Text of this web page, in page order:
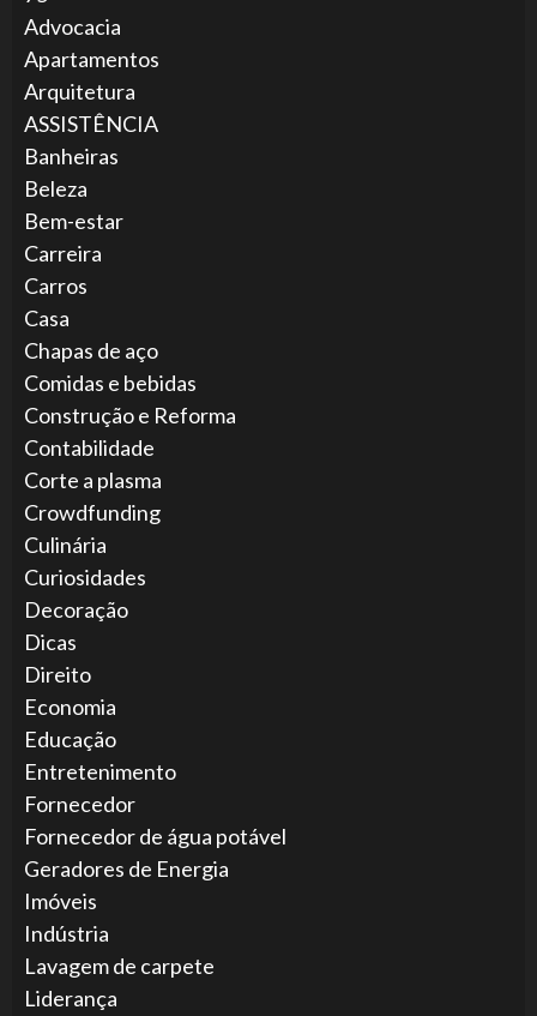
Advocacia
Apartamentos
Arquitetura
ASSISTÊNCIA
Banheiras
Beleza
Bem-estar
Carreira
Carros
Casa
Chapas de aço
Comidas e bebidas
Construção e Reforma
Contabilidade
Corte a plasma
Crowdfunding
Culinária
Curiosidades
Decoração
Dicas
Direito
Economia
Educação
Entretenimento
Fornecedor
Fornecedor de água potável
Geradores de Energia
Imóveis
Indústria
Lavagem de carpete
Liderança